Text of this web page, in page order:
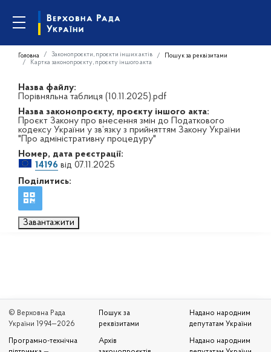
Головна Законопроєкти, проєкти інших актів
Пошук за реквізитами
Картка законопроєкту, проєкту іншого акта
Назва файлу:
Порівняльна таблиця (10.11.2025).pdf
Назва законопроєкту, проєкту іншого акта:
Проєкт Закону про внесення змін до Податкового
кодексу України у зв’язку з прийняттям Закону України
"Про адміністративну процедуру"
Номер, дата реєстрації:
14196 від 07.11.2025
Поділитись:
Завантажити
© Верховна Рада
України 1994—2026
Програмно-технічна
Пошук за
реквізитами
Архів
Надано народним
депутатам України
Надано народним